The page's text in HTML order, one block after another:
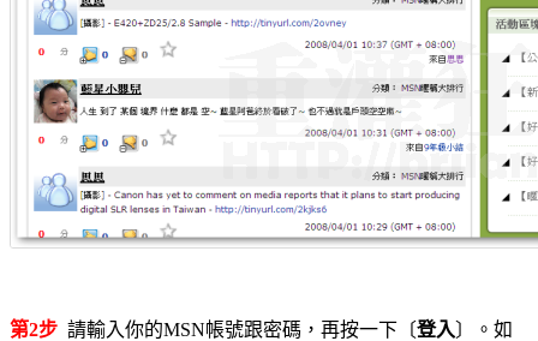
第2步 請輸入你的MSN帳號跟密碼，再按一下〔登入〕。如